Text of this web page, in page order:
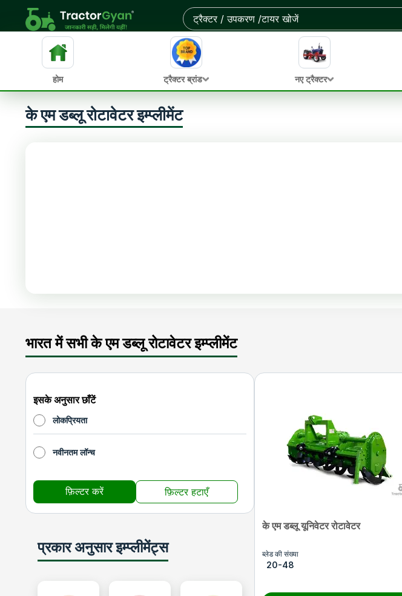
होम ट्रैक्टर ब्रांड नए ट्रैक्टर
के एम डब्लू रोटावेटर इम्प्लीमेंट
भारत में सभी के एम डब्लू रोटावेटर इम्प्लीमेंट
इसके अनुसार छाँटें
लोकप्रियता
नवीनतम लॉन्च
फ़िल्टर करें फ़िल्टर हटाएँ
प्रकार अनुसार इम्प्लीमेंट्स
के एम डब्लू यूनिवेटर रोटावेटर
ब्लेड की संख्या
20-48